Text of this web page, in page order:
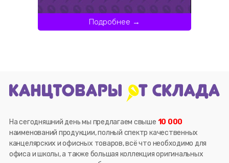
Подробнее →
На сегодняшний день мы предлагаем свыше 10 000
наименований продукции, полный спектр качественных
канцелярских и офисных товаров, всё что необходимо для
офиса и школы, а также большая коллекция оригинальных